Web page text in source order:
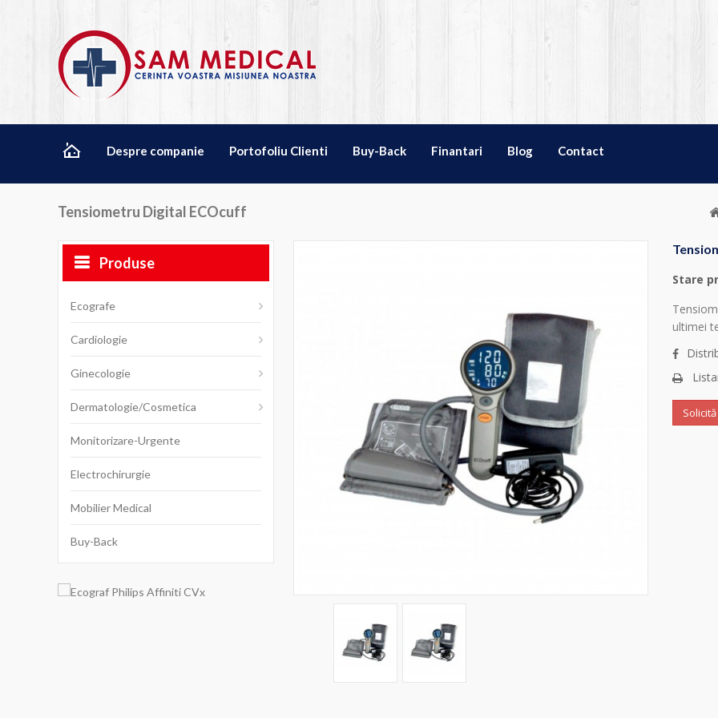
Despre companie Portofoliu Clienti Buy-Back Finantari Blog Contact
Tensiometru Digital ECOcuff
Produse
Ecografe
Cardiologie
Ginecologie
Dermatologie/cosmetica
Monitorizare-Urgente
Electrochirurgie
Mobilier Medical
Buy-Back
Stare
ultimei